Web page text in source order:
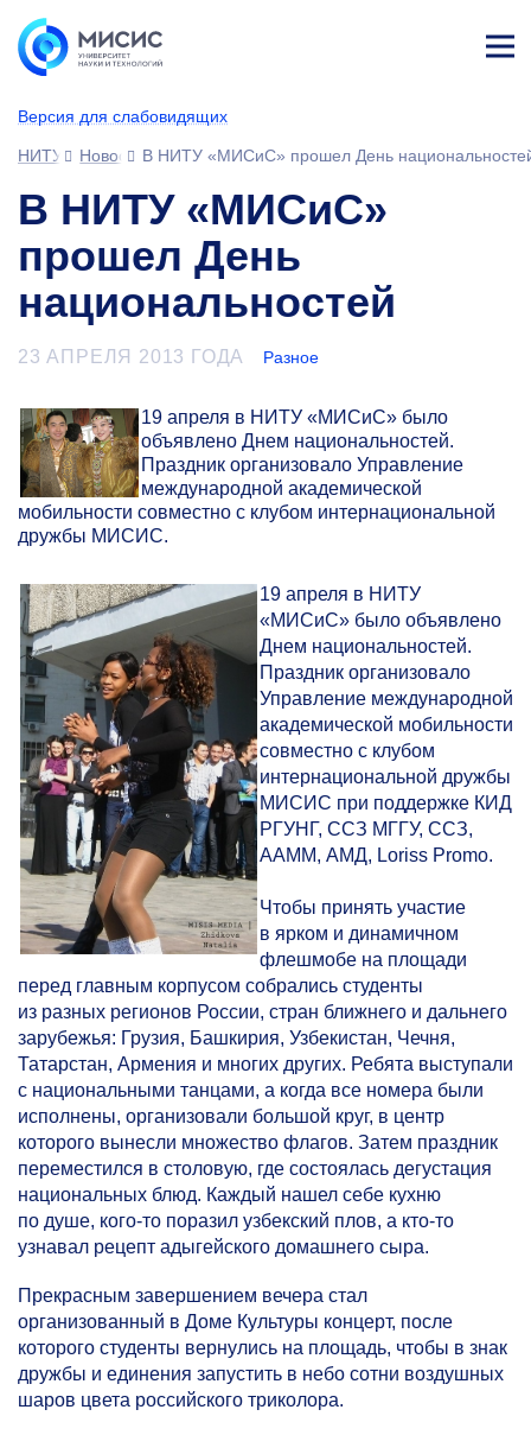
Версия для слабовидящих
ине
НИТУ МИСИС
НовостиВ НИТУ «МИСиС» прошел День
В НИТУ «МИСиС»
прошел День
национальностей
23 АПРЕЛЯ 2013 ГОДА Разное
19 апреля в НИТУ «МИСиС» было
объявлено Днем национальностей.
Праздник организовало Управление
международной академической
мобильности совместно с клубом интернациональной
дружбы МИСИС.
19 апреля в НИТУ
«МИСиС» было объявлено
Днем национальностей.
Праздник организовало
Управление международной
академической мобильности
совместно с клубом
интернациональной дружбы
МИСИС при поддержке КИД
РГУНГ, ССЗ МГГУ, ССЗ,
ААММ, АМД, Loriss Promo.
Чтобы принять участие
в ярком и динамичном
флешмобе на площади
перед главным корпусом собрались студенты
из разных регионов России, стран ближнего и дальнего
зарубежья: Грузия, Башкирия, Узбекистан, Чечня,
Татарстан, Армения и многих других. Ребята выступали
с национальными танцами, а когда все номера были
исполнены, организовали большой круг, в центр
которого вынесли множество флагов. Затем праздник
переместился в столовую, где состоялась дегустация
национальных блюд. Каждый нашел себе кухню
по душе, кого-то поразил узбекский плов, а кто-то
узнавал рецепт адыгейского домашнего сыра.
Прекрасным завершением вечера стал
организованный в Доме Культуры концерт, после
которого студенты вернулись на площадь, чтобы в знак
дружбы и единения запустить в небо сотни воздушных
шаров цвета российского триколора.